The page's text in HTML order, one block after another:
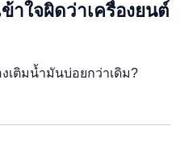
าใจผิดว่าเครื่องยนต์
เติมน้ำมันบ่อยกว่าเดิม?